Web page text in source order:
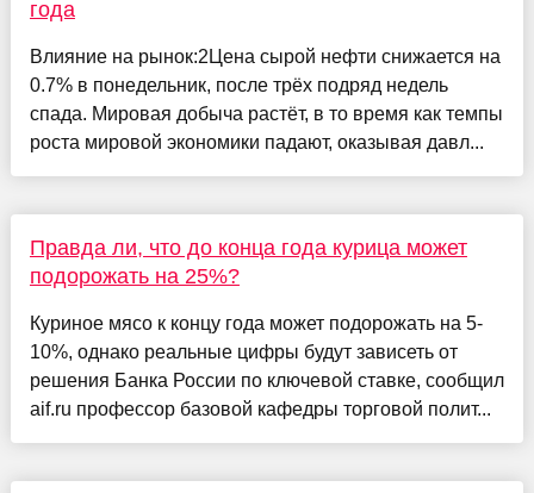
года
Влияние на рынок:2Цена сырой нефти снижается на
0.7% в понедельник, после трёх подряд недель
спада. Мировая добыча растёт, в то время как темпы
роста мировой экономики падают, оказывая давл...
Правда ли, что до конца года курица может
подорожать на 25%?
Куриное мясо к концу года может подорожать на 5-
10%, однако реальные цифры будут зависеть от
решения Банка России по ключевой ставке, сообщил
aif.ru профессор базовой кафедры торговой полит...